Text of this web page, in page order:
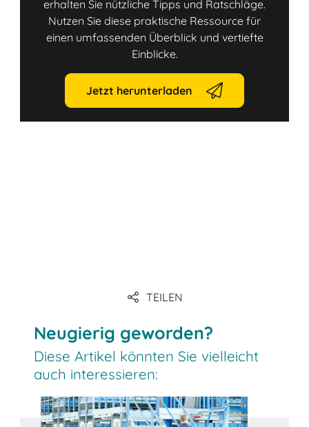
erhalten Sie nützliche Tipps und Ratschläge.
Nutzen Sie diese praktische Ressource für
einen umfassenden Überblick und vertiefte
Einblicke.
Jetzt herunterladen
Link
TEILEN
Neugierig geworden?
Diese Artikel könnten Sie vielleicht
auch interessieren: